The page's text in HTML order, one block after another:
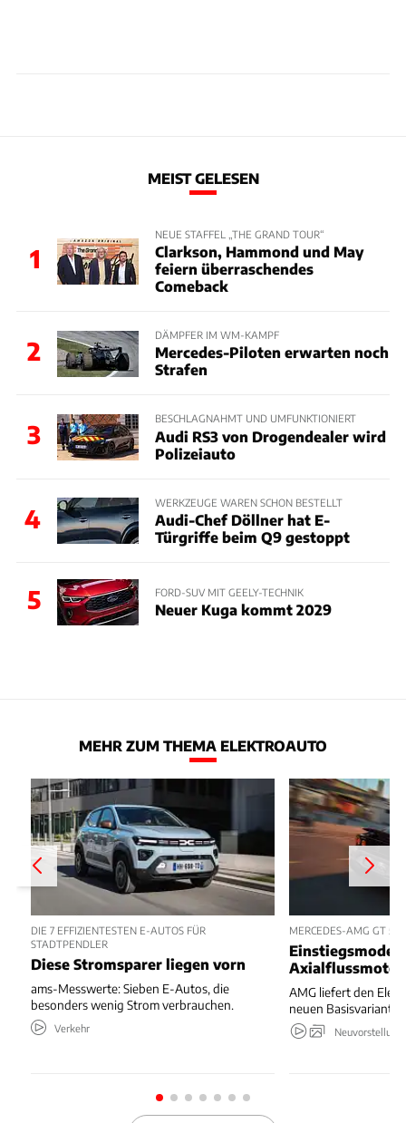
MEIST GELESEN
1
NEUE STAFFEL „THE GRAND TOUR“
Clarkson, Hammond und May
feiern überraschendes
Comeback
2
DÄMPFER IM WM-KAMPF
Mercedes-Piloten erwarten noch
Strafen
3
BESCHLAGNAHMT UND UMFUNKTIONIERT
Audi RS3 von Drogendealer wird
Polizeiauto
4
WERKZEUGE WAREN SCHON BESTELLT
Audi-Chef Döllner hat E-
Türgriffe beim Q9 gestoppt
5 FORD-SUV MIT GEELY-TECHNIK
Neuer Kuga kommt 2029
MEHR ZUM THEMA ELEKTROAUTO
DIE 7 EFFIZIENTESTEN E-AUTOS FÜR
STADTPENDLER
Diese Stromsparer liegen vorn
ams-Messwerte: Sieben E-Autos, die
besonders wenig Strom verbrauchen.
Verkehr
MERCEDES-AMG GT 53
Einstiegsmodell
AMG liefert den
neuen Basisvariante.